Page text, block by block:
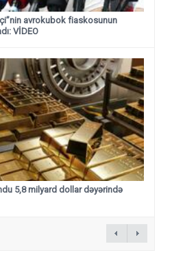
avrokubok fiaskosunun
VİDEO
5,8 milyard dollar dəyərində